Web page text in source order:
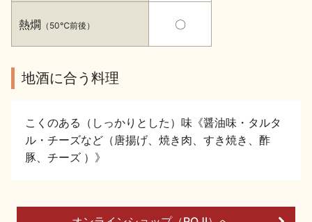
季節の商品 イベント情報
地酒蔵元会WEB展示会 地酒蔵元会利酒会
地酒蔵元会とは
熱燗 （50℃前後） 〇
地酒に合う料理
こくのある（しっかりとした）味《醤油味・タルタ
ル・チーズなど（唐揚げ、焼き肉、すき焼き、酢
豚、チーズ ）》